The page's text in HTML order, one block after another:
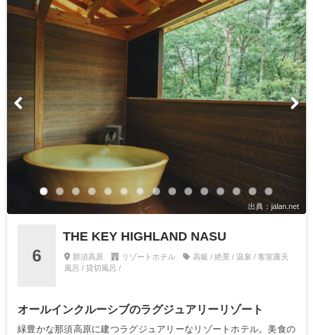
出典：jalan.net
6
THE KEY HIGHLAND NASU
那須高原 リゾートホテル
高級 / 絶景 / 温泉 / 客室露天
風呂 / 貸切風呂 /
オールインクルーシブのラグジュアリーリゾート
緑豊かな那須高原に建つラグジュアリーなリゾートホテル。美食の